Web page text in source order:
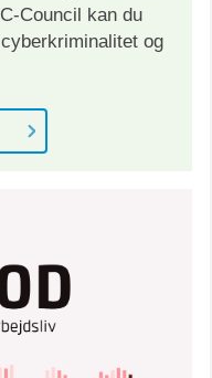
Council kan du
og